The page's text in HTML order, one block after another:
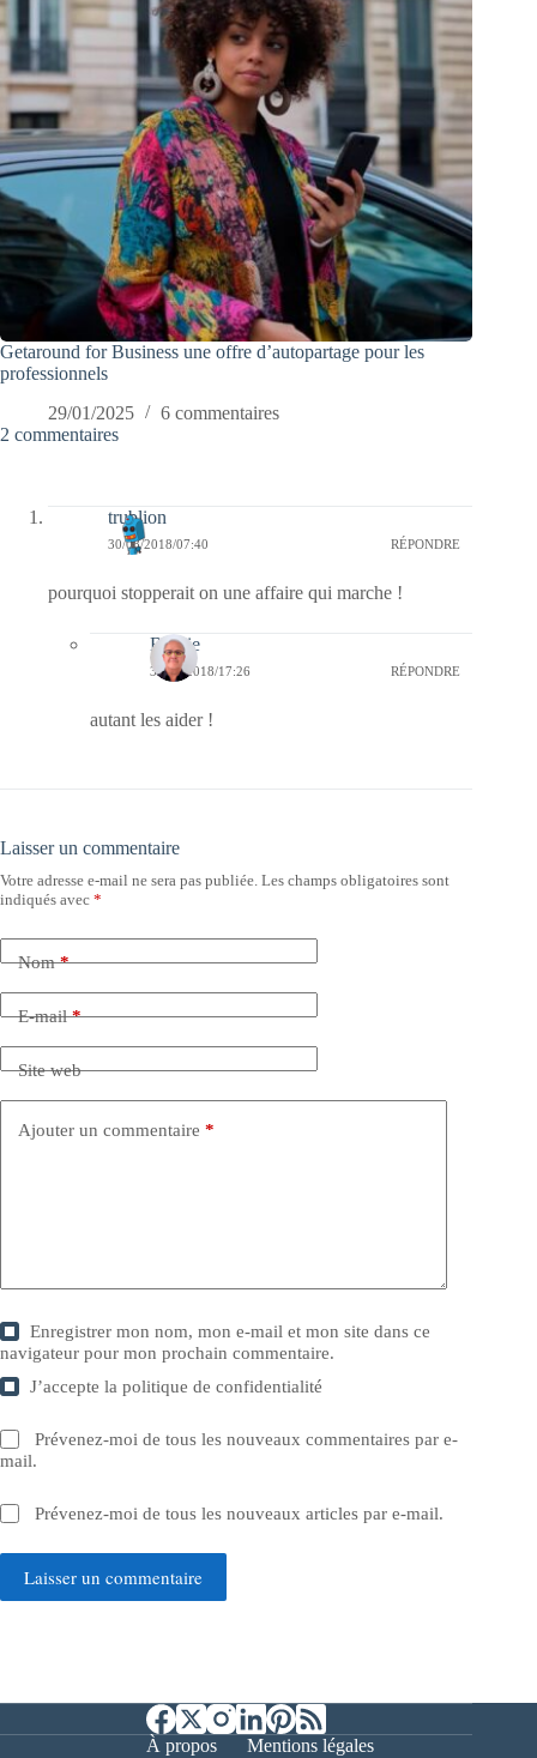
Getaround for Business une offre d’autopartage pour les
professionnels
29/01/2025
6 commentaires
2 commentaires
trublion
30/08/2018/07:40 RÉPONDRE
pourquoi stopperait on une affaire qui marche !
Bernie
30/08/2018/17:26 RÉPONDRE
autant les aider !
Laisser un commentaire
Votre adresse e-mail ne sera pas publiée. Les champs obligatoires sont
indiqués avec *
Nom*
E-mail*
Site web
Ajouter un commentaire *
Enregistrer mon nom, mon e-mail et mon site dans ce
navigateur pour mon prochain commentaire.
J’accepte lapolitique de confidentialité
Prévenez-moi de tous les nouveaux commentaires par e-
mail.
Prévenez-moi de tous les nouveaux articles par e-mail.
Laisser un commentaire
À propos
Mentions légales